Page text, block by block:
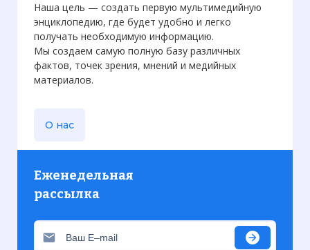
Наша цель — создать первую мультимедийную
энциклопедию, где будет удобно и легко
получать необходимую информацию.
Мы создаем самую полную базу различных
фактов, точек зрения, мнений и медийных
материалов.
О нас
Еженедельная
рассылка